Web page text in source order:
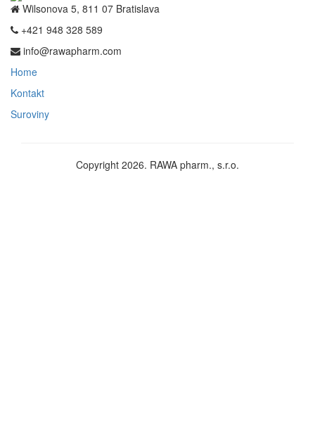
Wilsonova 5, 811 07 Bratislava
+421 948 328 589
info@rawapharm.com
Home
Kontakt
Suroviny
Copyright 2026. RAWA pharm., s.r.o.